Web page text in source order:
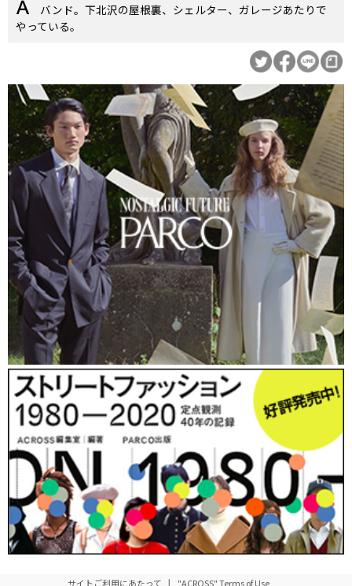
バンド。下北沢の屋根裏、シェルター、ガレージあたりで
やっている。
サイトご利用にあたって "ACROSS" Terms of Use